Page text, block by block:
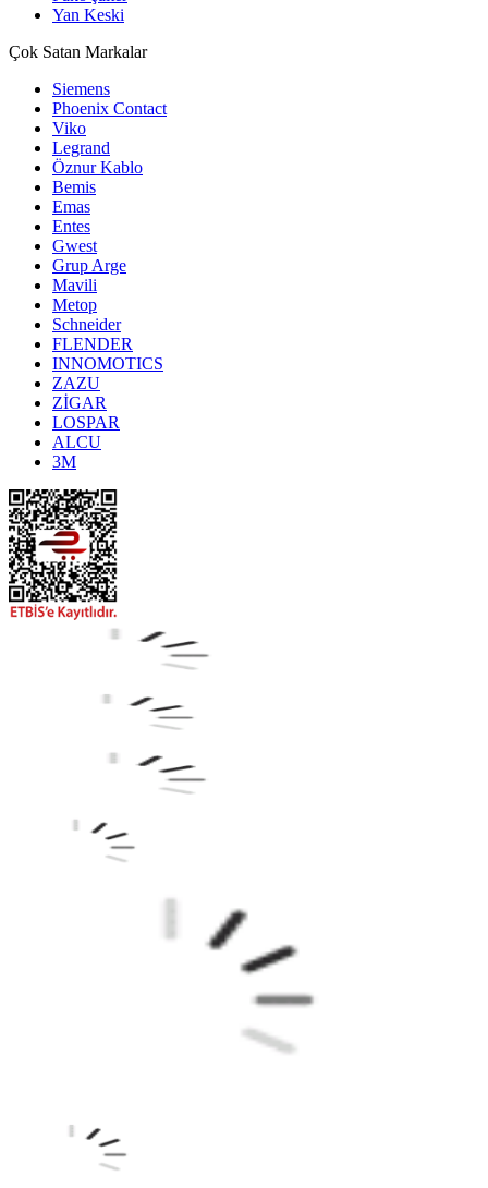
Yan Keski
Çok Satan Markalar
Siemens
Phoenix Contact
Viko
Legrand
Öznur Kablo
Bemis
Emas
Entes
Gwest
Grup Arge
Mavili
Metop
Schneider
FLENDER
INNOMOTICS
ZAZU
ZİGAR
LOSPAR
ALCU
3M